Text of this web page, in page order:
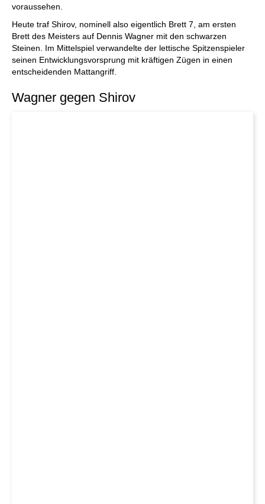
voraussehen.
Heute traf Shirov, nominell also eigentlich Brett 7, am ersten
Brett des Meisters auf Dennis Wagner mit den schwarzen
Steinen. Im Mittelspiel verwandelte der lettische Spitzenspieler
seinen Entwicklungsvorsprung mit kräftigen Zügen in einen
entscheidenden Mattangriff.
Wagner gegen Shirov